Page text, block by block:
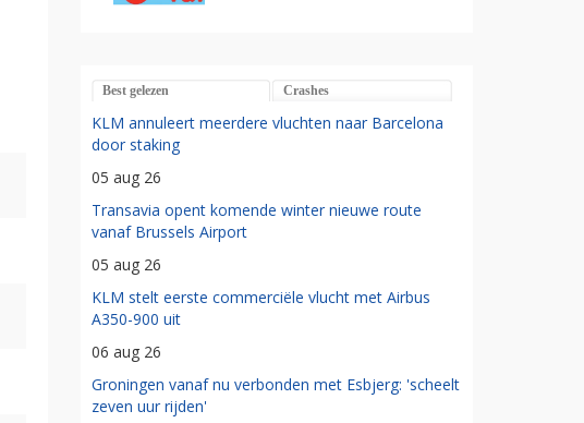
Best gelezen Crashes
KLM annuleert meerdere vluchten naar Barcelona
door staking
05 aug 26
Transavia opent komende winter nieuwe route
vanaf Brussels Airport
05 aug 26
KLM stelt eerste commerciële vlucht met Airbus
A350-900 uit
06 aug 26
Groningen vanaf nu verbonden met Esbjerg: 'scheelt
zeven uur rijden'